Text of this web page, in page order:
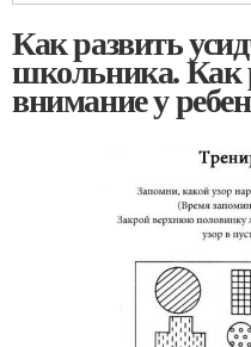
Как развить
школьника. Как
внимание у